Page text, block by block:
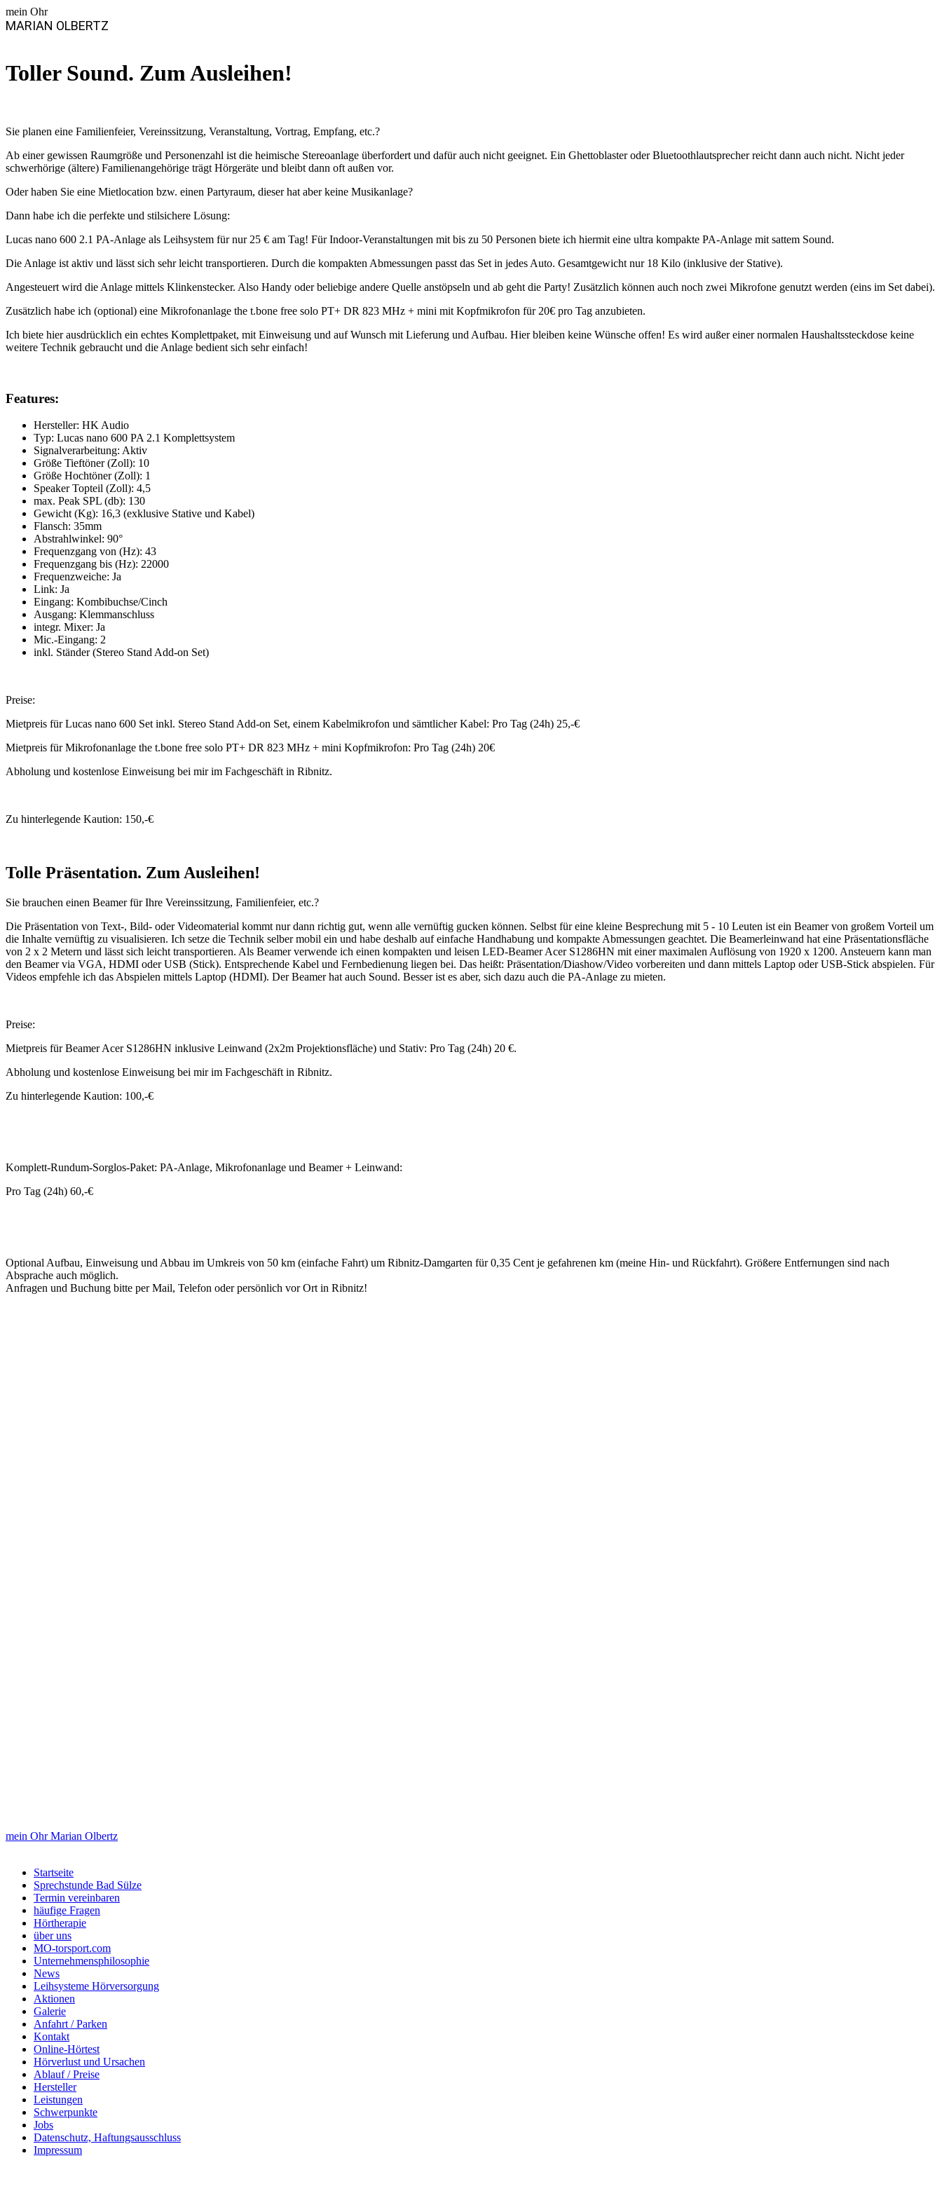
mein Ohr
MARIAN OLBERTZ
Toller Sound. Zum Ausleihen!
Sie planen eine Familienfeier, Vereinssitzung, Veranstaltung, Vortrag, Empfang, etc.?
Ab einer gewissen Raumgröße und Personenzahl ist die heimische Stereoanlage überfordert und dafür auch nicht geeignet. Ein Ghettoblaster oder Bluetoothlautsprecher reicht dann auch nicht. Nicht jeder
schwerhörige (ältere) Familienangehörige trägt Hörgeräte und bleibt dann oft außen vor.
Oder haben Sie eine Mietlocation bzw. einen Partyraum, dieser hat aber keine Musikanlage?
Dann habe ich die perfekte und stilsichere Lösung:
Lucas nano 600 2.1 PA-Anlage als Leihsystem für nur 25 € am Tag! Für Indoor-Veranstaltungen mit bis zu 50 Personen biete ich hiermit eine ultra kompakte PA-Anlage mit sattem Sound.
Die Anlage ist aktiv und lässt sich sehr leicht transportieren. Durch die kompakten Abmessungen passt das Set in jedes Auto. Gesamtgewicht nur 18 Kilo (inklusive der Stative).
Angesteuert wird die Anlage mittels Klinkenstecker. Also Handy oder beliebige andere Quelle anstöpseln und ab geht die Party! Zusätzlich können auch noch zwei Mikrofone genutzt werden (eins im Set dabei).
Zusätzlich habe ich (optional) eine Mikrofonanlage the t.bone free solo PT+ DR 823 MHz + mini mit Kopfmikrofon für 20€ pro Tag anzubieten.
Ich biete hier ausdrücklich ein echtes Komplettpaket, mit Einweisung und auf Wunsch mit Lieferung und Aufbau. Hier bleiben keine Wünsche offen! Es wird außer einer normalen Haushaltssteckdose keine
weitere Technik gebraucht und die Anlage bedient sich sehr einfach!
Features:
Hersteller: HK Audio
Typ: Lucas nano 600 PA 2.1 Komplettsystem
Signalverarbeitung: Aktiv
Größe Tieftöner (Zoll): 10
Größe Hochtöner (Zoll): 1
Speaker Topteil (Zoll): 4,5
max. Peak SPL (db): 130
Gewicht (Kg): 16,3 (exklusive Stative und Kabel)
Flansch: 35mm
Abstrahlwinkel: 90°
Frequenzgang von (Hz): 43
Frequenzgang bis (Hz): 22000
Frequenzweiche: Ja
Link: Ja
Eingang: Kombibuchse/Cinch
Ausgang: Klemmanschluss
integr. Mixer: Ja
Mic.-Eingang: 2
inkl. Ständer (Stereo Stand Add-on Set)
Preise:
Mietpreis für Lucas nano 600 Set inkl. Stereo Stand Add-on Set, einem Kabelmikrofon und sämtlicher Kabel: Pro Tag (24h) 25,-€
Mietpreis für Mikrofonanlage the t.bone free solo PT+ DR 823 MHz + mini Kopfmikrofon: Pro Tag (24h) 20€
Abholung und kostenlose Einweisung bei mir im Fachgeschäft in Ribnitz.
Zu hinterlegende Kaution: 150,-€
Tolle Präsentation. Zum Ausleihen!
Sie brauchen einen Beamer für Ihre Vereinssitzung, Familienfeier, etc.?
Die Präsentation von Text-, Bild- oder Videomaterial kommt nur dann richtig gut, wenn alle vernüftig gucken können. Selbst für eine kleine Besprechung mit 5 - 10 Leuten ist ein Beamer von großem Vorteil um
die Inhalte vernüftig zu visualisieren. Ich setze die Technik selber mobil ein und habe deshalb auf einfache Handhabung und kompakte Abmessungen geachtet. Die Beamerleinwand hat eine Präsentationsfläche
von 2 x 2 Metern und lässt sich leicht transportieren. Als Beamer verwende ich einen kompakten und leisen LED-Beamer Acer S1286HN mit einer maximalen Auflösung von 1920 x 1200. Ansteuern kann man
den Beamer via VGA, HDMI oder USB (Stick). Entsprechende Kabel und Fernbedienung liegen bei. Das heißt: Präsentation/Diashow/Video vorbereiten und dann mittels Laptop oder USB-Stick abspielen. Für
Videos empfehle ich das Abspielen mittels Laptop (HDMI). Der Beamer hat auch Sound. Besser ist es aber, sich dazu auch die PA-Anlage zu mieten.
Preise:
Mietpreis für Beamer Acer S1286HN inklusive Leinwand (2x2m Projektionsfläche) und Stativ: Pro Tag (24h) 20 €.
Abholung und kostenlose Einweisung bei mir im Fachgeschäft in Ribnitz.
Zu hinterlegende Kaution: 100,-€
Komplett-Rundum-Sorglos-Paket: PA-Anlage, Mikrofonanlage und Beamer + Leinwand:
Pro Tag (24h) 60,-€
Optional Aufbau, Einweisung und Abbau im Umkreis von 50 km (einfache Fahrt) um Ribnitz-Damgarten für 0,35 Cent je gefahrenen km (meine Hin- und Rückfahrt). Größere Entfernungen sind nach
Absprache auch möglich.
Anfragen und Buchung bitte per Mail, Telefon oder persönlich vor Ort in Ribnitz!
mein Ohr Marian Olbertz
Startseite
Sprechstunde Bad Sülze
Termin vereinbaren
häufige Fragen
Hörtherapie
über uns
MO-torsport.com
Unternehmensphilosophie
News
Leihsysteme Hörversorgung
Aktionen
Galerie
Anfahrt / Parken
Kontakt
Online-Hörtest
Hörverlust und Ursachen
Ablauf / Preise
Hersteller
Leistungen
Schwerpunkte
Jobs
Datenschutz, Haftungsausschluss
Impressum